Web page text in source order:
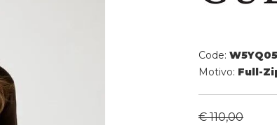
Code:
Motivo: Full-
€ 110,00